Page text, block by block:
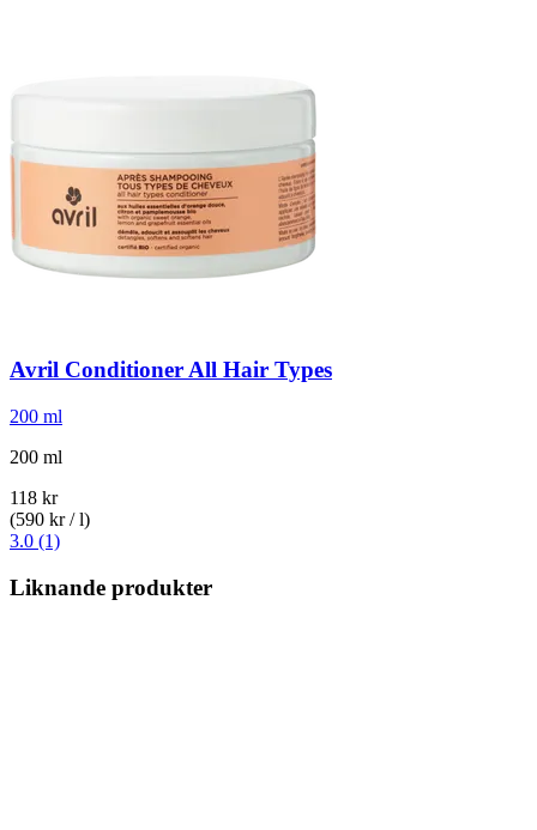
Avril Conditioner All Hair Types
200 ml
200 ml
118 kr
(590 kr / l)
3.0 (1)
Liknande produkter